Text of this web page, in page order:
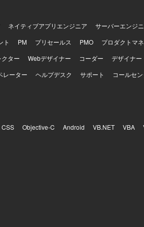
ネイティブアプリエンジニア
サーバーエンジ
ト PM プリセールス PMO
プロダクトマ
ター Webデザイナー コーダー
デザイナー
レーター ヘルプデスク サポート コールセ
CSS Objective-C Android VB.NET VBA